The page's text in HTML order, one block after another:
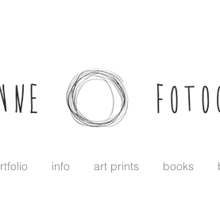
info art prints books